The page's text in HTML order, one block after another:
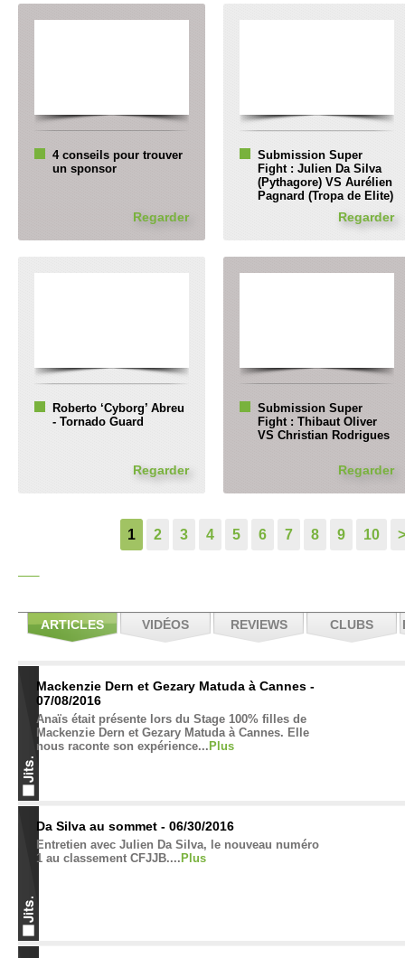
4 conseils pour trouver
un sponsor
Regarder
Submission Super
Fight : Julien Da Silva
(Pythagore) VS Aurélien
Pagnard (Tropa de Elite)
Regarder
Roberto ‘Cyborg’ Abreu
- Tornado Guard
Regarder
Submission Super
Fight : Thibaut Oliver
VS Christian Rodrigues
Regarder
1 2 3 4 5 6 7 8 9 10 >
ARTICLES VIDÉOS REVIEWS CLUBS
Mackenzie Dern et Gezary Matuda à Cannes -
07/08/2016
Anaïs était présente lors du Stage 100% filles de
Mackenzie Dern et Gezary Matuda à Cannes. Elle
nous raconte son expérience... Plus
Da Silva au sommet - 06/30/2016
Entretien avec Julien Da Silva, le nouveau numéro
1 au classement CFJJB.... Plus